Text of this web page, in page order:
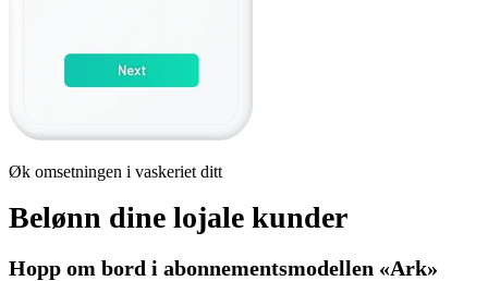
Øk omsetningen i vaskeriet ditt
Belønn dine lojale kunder
Hopp om bord i abonnementsmodellen «Ark»